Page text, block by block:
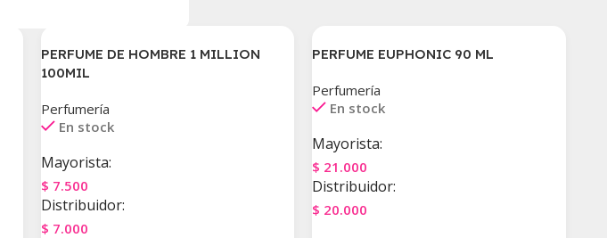
PERFUME DE HOMBRE 1 MILLION
100MIL
Perfumería
En stock
Mayorista:
$ 7.500
Distribuidor:
$ 7.000
PERFUME EUPHONIC 90 ML
Perfumería
En stock
Mayorista:
$ 21.000
Distribuidor:
$ 20.000